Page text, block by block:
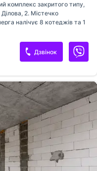
комплекс закритого типу,
2. Містечко
налічує 8 котеджів та 1
себе на минулих
– червень
була висока якість
з високоякісного
фасадної частини 150
теплого підвіконня,
має автономну газифікацію
Дзвінок